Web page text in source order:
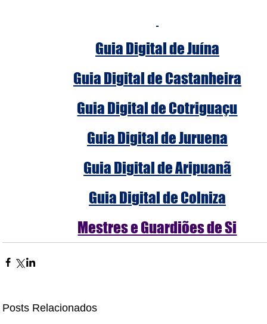
Guia Digital de Juína
Guia Digital de Castanheira
Guia Digital de Cotriguaçu
Guia Digital de Juruena
Guia Digital de Aripuanã
Guia Digital de Colniza
Mestres e Guardiões de Si
Posts Relacionados